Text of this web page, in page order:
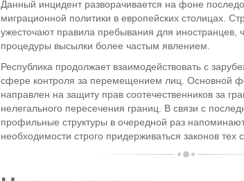
Данный инцидент разворачивается на фоне
миграционной политики в европейских столицах.
ужесточают правила пребывания для иностранцев,
процедуры высылки более частым явлением.
Республика продолжает взаимодействовать с
сфере контроля за перемещением лиц. Основной
направлен на защиту прав соотечественников за
нелегального пересечения границ. В связи с
профильные структуры в очередной раз
необходимости строго придерживаться законов тех